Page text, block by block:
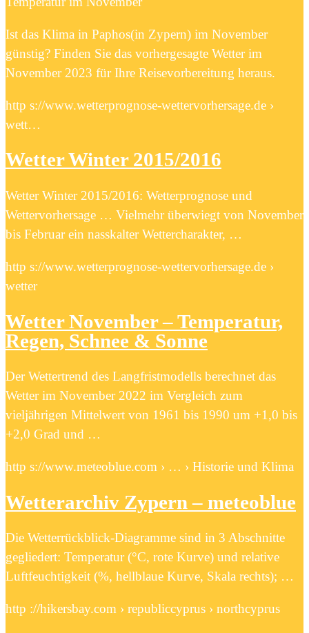
Ist das Klima in Paphos(in Zypern) im November
günstig? Finden Sie das vorhergesagte Wetter im
November 2023 für Ihre Reisevorbereitung heraus.
http s://www.wetterprognose-wettervorhersage.de ›
wett…
Wetter Winter 2015/2016
Wetter Winter 2015/2016: Wetterprognose und
Wettervorhersage … Vielmehr überwiegt von November
bis Februar ein nasskalter Wettercharakter, …
http s://www.wetterprognose-wettervorhersage.de ›
wetter
Wetter November – Temperatur,
Regen, Schnee & Sonne
Der Wettertrend des Langfristmodells berechnet das
Wetter im November 2022 im Vergleich zum
vieljährigen Mittelwert von 1961 bis 1990 um +1,0 bis
+2,0 Grad und …
http s://www.meteoblue.com › … › Historie und Klima
Wetterarchiv Zypern – meteoblue
Die Wetterrückblick-Diagramme sind in 3 Abschnitte
gegliedert: Temperatur (°C, rote Kurve) und relative
Luftfeuchtigkeit (%, hellblaue Kurve, Skala rechts); …
http ://hikersbay.com › republiccyprus › northcyprus